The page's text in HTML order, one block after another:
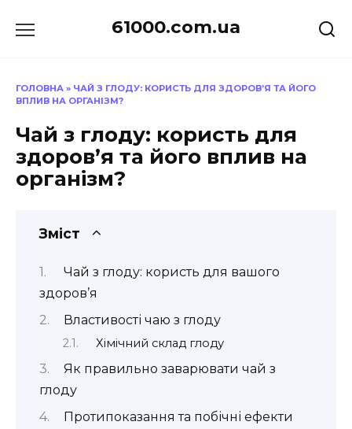
до
61000.com.ua
ГОЛОВНА » ЧАЙ З ГЛОДУ: КОРИСТЬ ДЛЯ ЗДОРОВ’Я ТА ЙОГО
ВПЛИВ НА ОРГАНІЗМ?
Чай з глоду: користь для
здоров’я та його вплив на
організм?
Зміст
Чай з глоду: користь для вашого
здоров’я
Властивості чаю з глоду
Хімічний склад глоду
Як правильно заварювати чай з
глоду
Протипоказання та побічні ефекти